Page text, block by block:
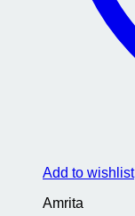
Add to wishlist
Amrita